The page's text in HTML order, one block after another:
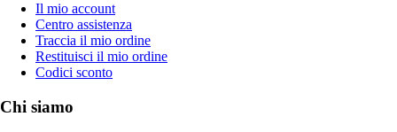
Il mio account
Centro assistenza
Traccia il mio ordine
Restituisci il mio ordine
Codici sconto
Chi siamo